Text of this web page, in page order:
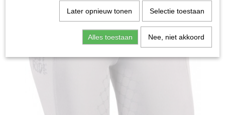
Later opnieuw tonen Selectie toestaan
Alles toestaan Nee, niet akkoord